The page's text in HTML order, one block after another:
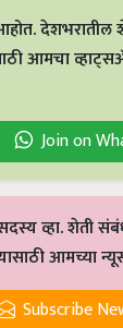
देशभरातील
आमचा
Join on
व्हा. शेती
आमच्या
Subscribe